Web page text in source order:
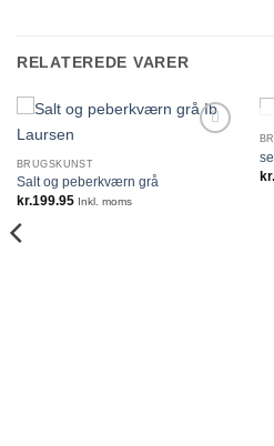
RELATEREDE VARER
BRUGSKUNST
Salt og peberkværn grå
kr.199.95 Inkl. moms
kr.